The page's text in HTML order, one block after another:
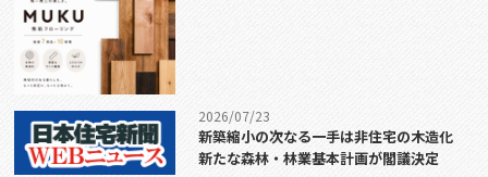
2026/07/23
新築縮小の次なる一手は非住宅の木造化
新たな森林・林業基本計画が閣議決定